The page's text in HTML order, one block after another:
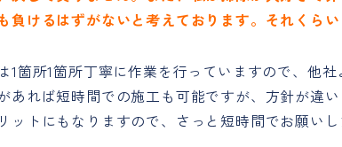
負けるはずがないと考えております。それくらい
1箇所1箇所丁寧に作業を行っていますので、他
あれば短時間での施工も可能ですが、方針が違
ットにもなりますので、さっと短時間でお願い